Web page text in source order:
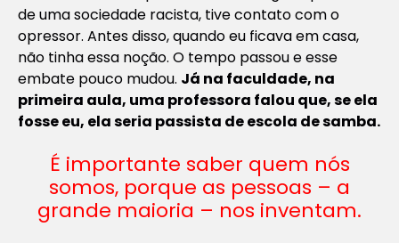
de uma sociedade racista, tive contato com o
opressor. Antes disso, quando eu ficava em casa,
não tinha essa noção. O tempo passou e esse
embate pouco mudou. Já na faculdade, na
primeira aula, uma professora falou que, se ela
fosse eu, ela seria passista de escola de samba.
É importante saber quem nós
somos, porque as pessoas – a
grande maioria – nos inventam.